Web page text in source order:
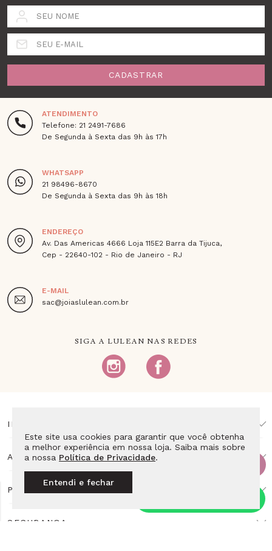
Este site usa cookies para garantir que você obtenha
a melhor experiência em nossa loja. Saiba mais sobre
a nossa Política de Privacidade.
Entendi e fechar
SEU NOME
SEU E-MAIL
CADASTRAR
ATENDIMENTO
Telefone: 21 2491-7686
De Segunda à Sexta das 9h às 17h
WHATSAPP
21 98496-8670
De Segunda à Sexta das 9h às 18h
ENDEREÇO
Av. Das Americas 4666 Loja 115E2 Barra da Tijuca,
Cep - 22640-102 - Rio de Janeiro - RJ
E-MAIL
sac@joiaslulean.com.br
SIGA A LULEAN NAS REDES
INSTITUCIONAL
AJUDA E SUPORTE
PAGAMENTO
SEGURANÇA